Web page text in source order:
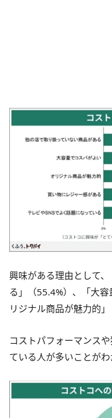
興味がある理由として
る」（55.4%）、「大
リジナル商品が魅力的
コストパフォーマンス
ている人が多いことがわ